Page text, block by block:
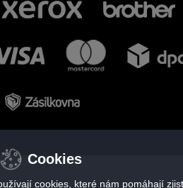
Cookies
cookies, které nám pomáhají